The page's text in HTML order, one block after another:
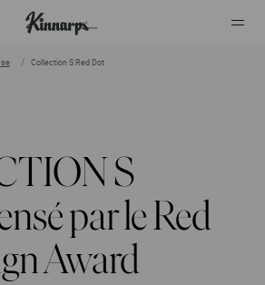
Collection S Red Dot
S
par le Red
Award